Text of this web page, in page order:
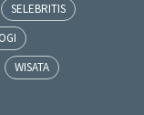
SELEBRITIS
WISATA